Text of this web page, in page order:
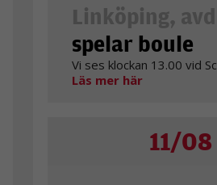
Linköping,
spelar boule
Vi ses klockan 13.00 vid
Läs mer här
11/08